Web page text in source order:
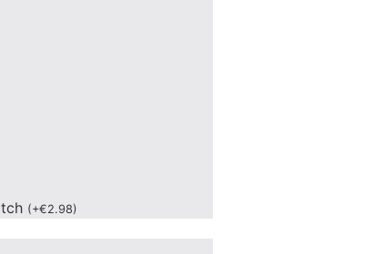
(+€2.98)